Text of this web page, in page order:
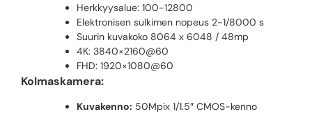
Herkkyysalue: 100-12800
Elektronisen sulkimen nopeus 2-1/8000 s
Suurin kuvakoko 8064 x 6048 / 48mp
4K: 3840×2160@60
FHD: 1920×1080@60
Kolmaskamera:
Kuvakenno: 50Mpix 1/1.5″ CMOS-kenno